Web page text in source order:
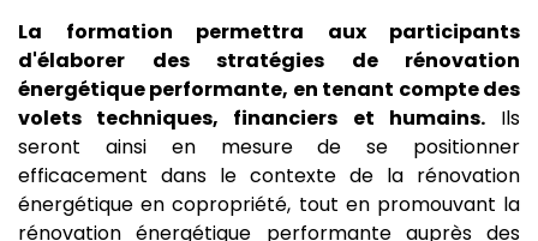
La formation permettra aux participants
d'élaborer des stratégies de rénovation
énergétique performante, en tenant compte des
volets techniques, financiers et humains.Ils
seront ainsi en mesure de se positionner
efficacement dans le contexte de la rénovation
énergétique en copropriété, tout en promouvant la
rénovation énergétique performante auprès des